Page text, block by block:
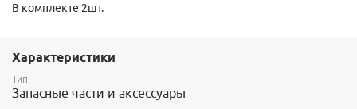
В комплекте 2шт.
Характеристики
Тип
Запасные части и аксессуары